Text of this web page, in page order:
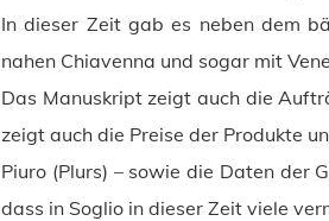
In dieser Zeit gab es neben dem
nahen Chiavenna und sogar mit
Das Manuskript zeigt auch die
zeigt auch die Preise der Produkte
Piuro (Plurs) – sowie die Daten der
dass in Soglio in dieser Zeit viele